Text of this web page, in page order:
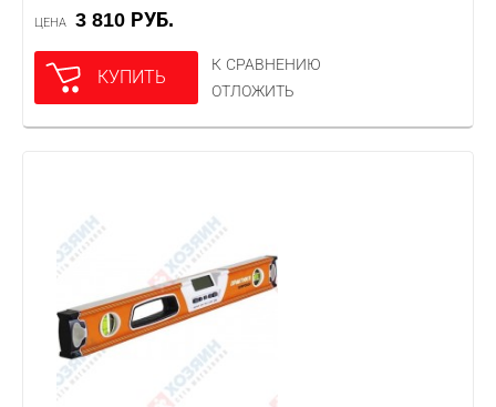
ЦЕНА 3 810 РУБ.
КУПИТЬ
К СРАВНЕНИЮ
ОТЛОЖИТЬ